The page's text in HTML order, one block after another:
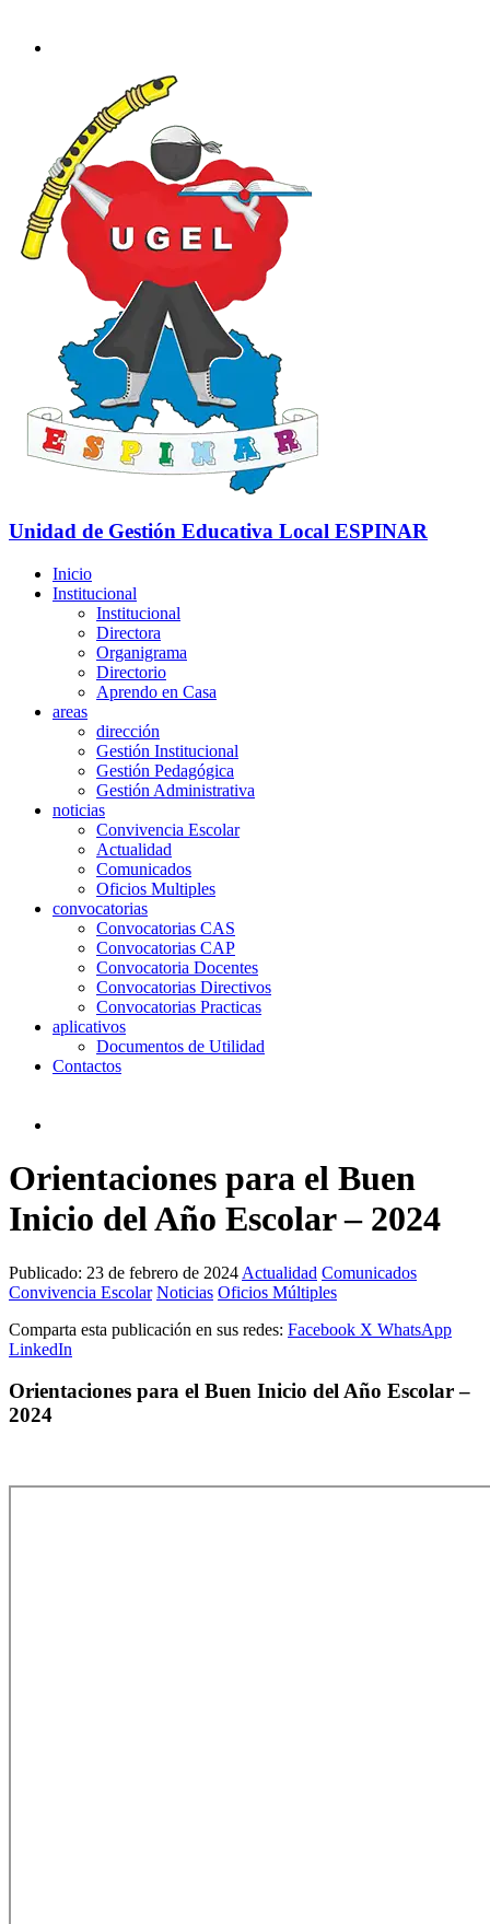
Unidad de Gestión Educativa Local ESPINAR
Inicio
Institucional
Institucional
Directora
Organigrama
Directorio
Aprendo en Casa
areas
dirección
Gestión Institucional
Gestión Pedagógica
Gestión Administrativa
noticias
Convivencia Escolar
Actualidad
Comunicados
Oficios Multiples
convocatorias
Convocatorias CAS
Convocatorias CAP
Convocatoria Docentes
Convocatorias Directivos
Convocatorias Practicas
aplicativos
Documentos de Utilidad
Contactos
Orientaciones para el Buen
Inicio del Año Escolar – 2024
Publicado: 23 de febrero de 2024 Actualidad Comunicados
Convivencia Escolar Noticias Oficios Múltiples
Comparta esta publicación en sus redes: Facebook X WhatsApp
LinkedIn
Orientaciones para el Buen Inicio del Año Escolar –
2024